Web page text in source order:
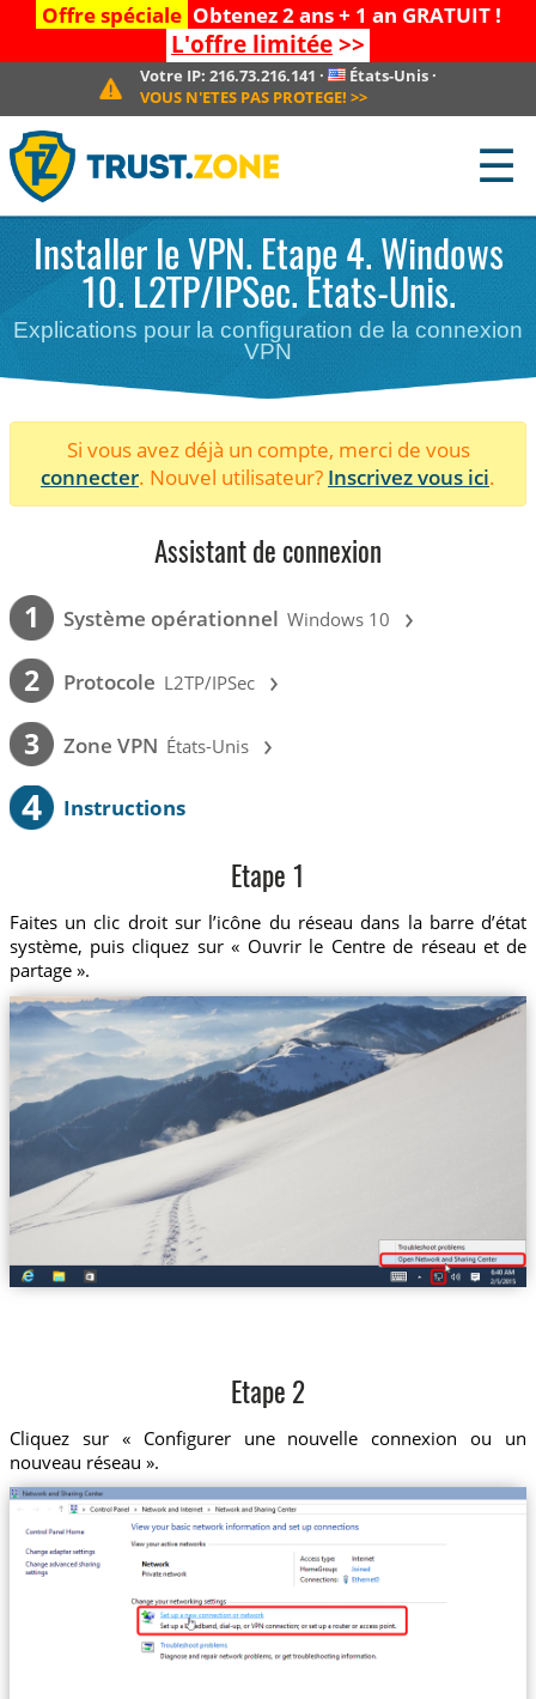
Offre spéciale Obtenez 2 ans + 1 an GRATUIT !
L'offre limitée>>
Votre IP: 216.73.216.141 · États-Unis ·
VOUS N'ETES PAS PROTEGE! >>
☰
Installer le VPN. Etape 4. Windows
10. L2TP/IPSec. États-Unis.
Explications pour la configuration de la connexion
VPN
Si vous avez déjà un compte, merci de vous
connecter. Nouvel utilisateur? Inscrivez vous ici.
Assistant de connexion
1 Système opérationnel Windows 10 ›
2 Protocole L2TP/IPSec ›
3 Zone VPN États-Unis ›
4 Instructions
Etape 1
Faites un clic droit sur l’icône du réseau dans la barre d’état
système, puis cliquez sur « Ouvrir le Centre de réseau et de
partage ».
Etape 2
Cliquez sur « Configurer une nouvelle connexion ou un
nouveau réseau ».